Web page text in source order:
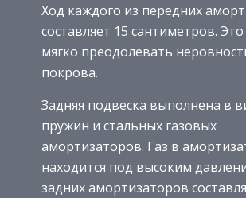
Ход каждого из передних
составляет 15 сантиметров.
мягко преодолевать
покрова.
Задняя подвеска выполнена в
пружин и стальных газовых
амортизаторов. Газ в
находится под высоким
задних амортизаторов